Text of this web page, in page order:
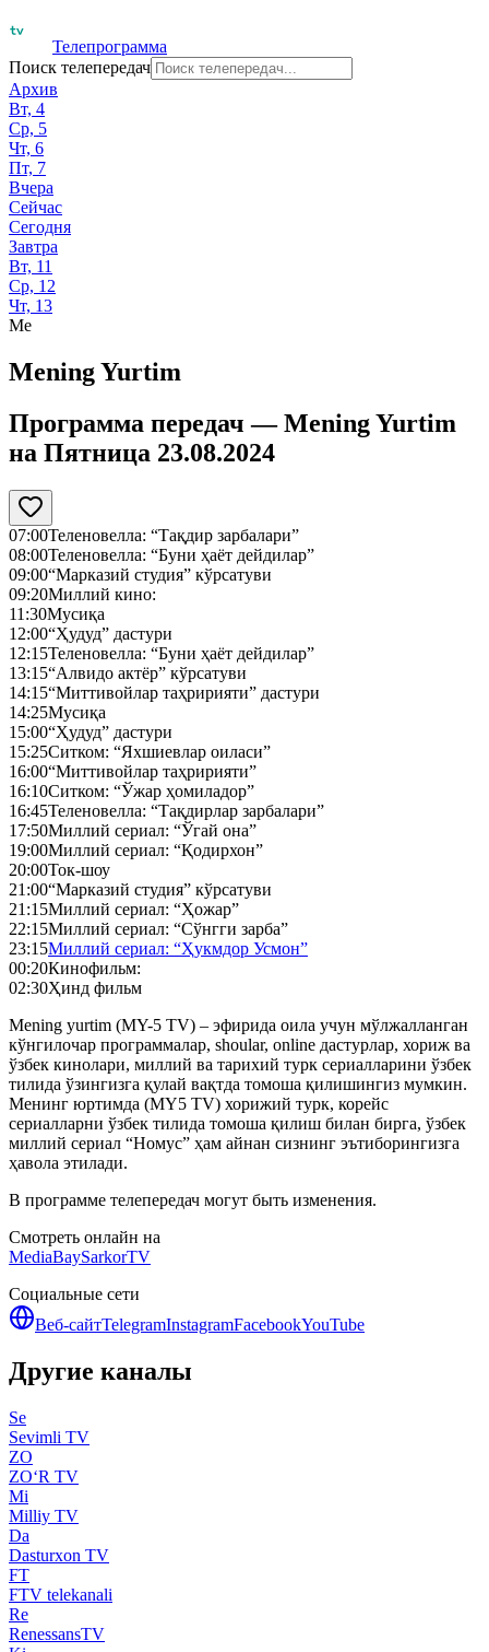
Телепрограмма
Поиск телепередач
Архив
Вт, 4
Ср, 5
Чт, 6
Пт, 7
Вчера
Сейчас
Сегодня
Завтра
Вт, 11
Ср, 12
Чт, 13
Me
Mening Yurtim
Программа передач —Mening Yurtim
на Пятница 23.08.2024
07:00Теленовелла: “Тақдир зарбалари”
08:00Теленовелла: “Буни ҳаёт дейдилар”
09:00“Марказий студия” кўрсатуви
09:20Миллий кино:
11:30Мусиқа
12:00“Ҳудуд” дастури
12:15Теленовелла: “Буни ҳаёт дейдилар”
13:15“Алвидо актёр” кўрсатуви
14:15“Миттивойлар таҳририяти” дастури
14:25Мусиқа
15:00“Ҳудуд” дастури
15:25Ситком: “Яхшиевлар оиласи”
16:00“Миттивойлар таҳририяти”
16:10Ситком: “Ўжар ҳомиладор”
16:45Теленовелла: “Тақдирлар зарбалари”
17:50Миллий сериал: “Ўгай она”
19:00Миллий сериал: “Қодирхон”
20:00Ток-шоу
21:00“Марказий студия” кўрсатуви
21:15Миллий сериал: “Ҳожар”
22:15Миллий сериал: “Сўнгги зарба”
23:15Миллий сериал: “Ҳукмдор Усмон”
00:20Кинофильм:
02:30Ҳинд фильм
Mening yurtim (MY-5 TV) – эфирида оила учун мўлжалланган
кўнгилочар программалар, shoular, online дастурлар, хориж ва
ўзбек кинолари, миллий ва тарихий турк сериалларини ўзбек
тилида ўзингизга қулай вақтда томоша қилишингиз мумкин.
Менинг юртимда (MY5 TV) хорижий турк, корейс
сериалларни ўзбек тилида томоша қилиш билан бирга, ўзбек
миллий сериал “Номус” ҳам айнан сизнинг эътиборингизга
ҳавола этилади.
В программе телепередач могут быть изменения.
Смотреть онлайн на
MediaBaySarkorTV
Социальные сети
Веб-сайтTelegramInstagramFacebookYouTube
Другие каналы
Se
Sevimli TV
ZO
ZO‘R TV
Mi
Milliy TV
Da
Dasturxon TV
FT
FTV telekanali
Re
RenessansTV